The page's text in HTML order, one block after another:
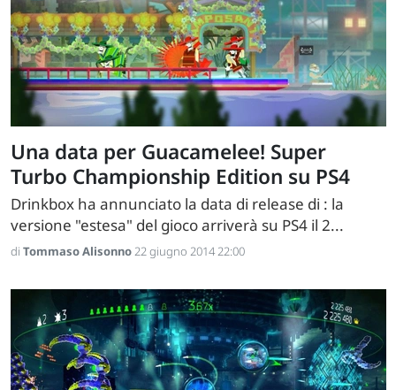
Una data per Guacamelee! Super
Turbo Championship Edition su PS4
Drinkbox ha annunciato la data di release di : la
versione "estesa" del gioco arriverà su PS4 il 2...
di Tommaso Alisonno22 giugno 2014 22:00